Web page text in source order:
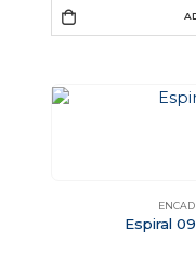
Espiral